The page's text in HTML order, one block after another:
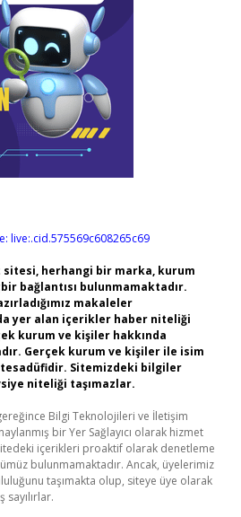
live:.cid.575569c608265c69
herhangi bir marka, kurum
bağlantısı bulunmamaktadır.
makaleler
yer alan içerikler haber niteliği
kurum ve kişiler hakkında
Gerçek kurum ve kişiler ile isim
Sitemizdeki bilgiler
niteliği taşımazlar.
Bilgi Teknolojileri ve İletişim
bir Yer Sağlayıcı olarak hizmet
içerikleri proaktif olarak denetleme
bulunmamaktadır. Ancak, üyelerimiz
taşımakta olup, siteye üye olarak